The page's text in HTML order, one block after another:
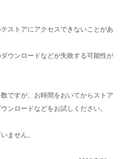
ストアにアクセスできないことがあ
ウンロードなどが失敗する可能性が
ですが、お時間をおいてからストア
ンロードなどをお試しください。
ません。